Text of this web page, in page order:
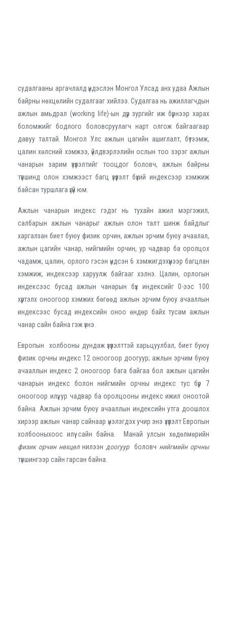
судалгааны аргачлалд үндэслэн Монгол Улсад анх удаа Ажлын
байрны нөхцөлийн судалгааг хийлээ. Судалгаа нь ажиллагчдын
ажлын амьдрал (working life)-ын дүр зургийг иж бүрнээр харах
боломжийг бодлого боловсруулагч нарт олгож байгаагаар
давуу талтай. Монгол Улс ажлын цагийн ашиглалт, бүтээмж,
цалин хөлсний хэмжээ, үйлдвэрлэлийн ослын тоо зэрэг ажлын
чанарын зарим үзүүлэлтийг тооцдог боловч, ажлын байрны
түвшинд олон хэмжээст багц үзүүлэлт бүхий индексээр хэмжиж
байсан туршлага үгүй юм.
Ажлын чанарын индекс гэдэг нь тухайн ажил мэргэжил,
салбарын ажлын чанарыг ажлын олон талт шинж байдлыг
харгалзан биет буюу физик орчин, ажлын эрчим буюу ачаалал,
ажлын цагийн чанар, нийгмийн орчин, ур чадвар ба оролцох
чадамж, цалин, орлого гэсэн үндсэн 6 хэмжигдэхүүнээр багцлан
хэмжиж, индексээр харуулж байгааг хэлнэ. Цалин, орлогын
индексээс бусад ажлын чанарын бүх индексийг 0-ээс 100
хүртэлх оноогоор хэмжих бөгөөд ажлын эрчим буюу ачааллын
индексээс бусад индексийн оноо өндөр байх тусам ажлын
чанар сайн байна гэж үзнэ.
Европын холбооны дундаж үзүүлэлттэй харьцуулбал, биет буюу
физик орчны индекс 12 оноогоор доогуур; ажлын эрчим буюу
ачааллын индекс 2 оноогоор бага байгаа бол ажлын цагийн
чанарын индекс болон нийгмийн орчны индекс тус бүр 7
оноогоор илүү; ур чадвар ба оролцооны индекс ижил оноотой
байна. Ажлын эрчим буюу ачааллын индексийн утга доошлох
хирээр ажлын чанар сайнаар үнэлэгдэх учир энэ үзүүлэлт Европын
холбооныхоос илүү сайн байна. Манай улсын хөдөлмөрийн
физик орчин нөхцөлнилээн доогуурболовч нийгмийн орчны
түвшингээр сайн гарсан байна.